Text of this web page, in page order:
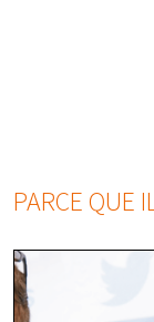
PARCE QUE